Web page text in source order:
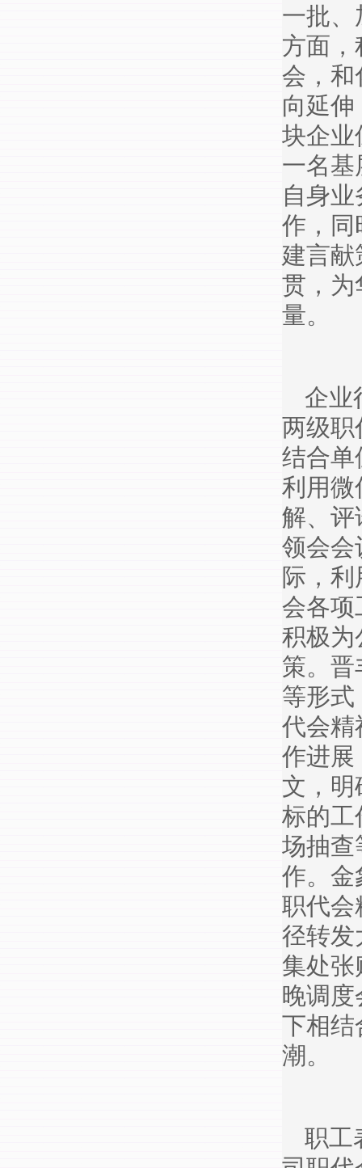
一批、
方面，
会，和
向延
块企业
一名基
自身
作，同
建言献
贯，为
量。
企业
两级职
结合单
利用微
解、评
领会会
际，
会各项
积极为
策。晋
等形式
代会精
作进展
文，明
标的工
场抽查
作。金
职代会
径转发
集处张
晚调
下相结
潮。
职工